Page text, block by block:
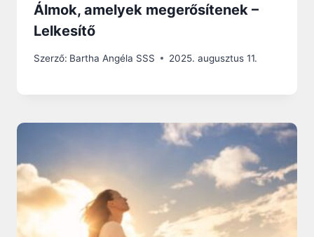
Álmok, amelyek megerősítenek –
Lelkesítő
Szerző: Bartha Angéla SSS 2025. augusztus 11.